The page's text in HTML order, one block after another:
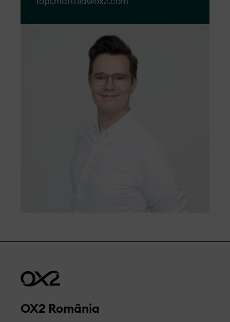
nemulțumirii făcute către sau despre OX2,
legate de dezvoltarea proiectului,
construcția, operarea, sau a unui membru
Oricine are dreptul de a depune o
reclamație și vom oferi tot suportul pentru
ca toate reclamațiile pe care le primim sa
OX2 România